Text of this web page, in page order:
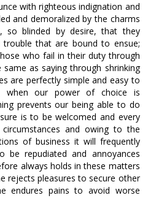
with righteous indignation and
and demoralized by the charms
blinded by desire, that they
that are bound to ensue;
who fail in their duty through
as saying through shrinking
are perfectly simple and easy to
when our power of choice is
prevents our being able to do
is to be welcomed and every
and owing to the
of business it will frequently
be repudiated and annoyances
always holds in these matters
rejects pleasures to secure other
endures pains to avoid worse